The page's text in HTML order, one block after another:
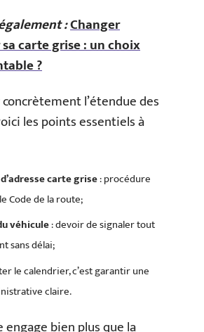
:Changer
carte grise : un choix
?
l’étendue des
les points essentiels à
carte grise: procédure
Code de la route;
véhicule: devoir de signaler tout
sans délai;
le calendrier, c’est garantir une
claire.
engage bien plus que la